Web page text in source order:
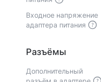
Входное напряжение
адаптера питания
Разъёмы
Дополнительный